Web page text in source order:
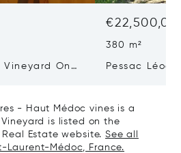
380 m²
Pessac
- Haut Médoc vines is a
is listed on the
Estate website.See all
Laurent-Médoc, France.